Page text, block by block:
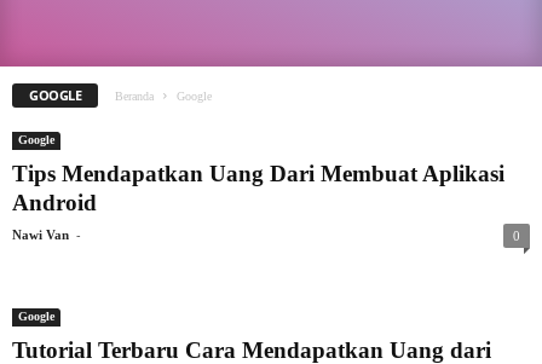
GOOGLE Beranda Google
Google
Tips Mendapatkan Uang Dari Membuat Aplikasi
Android
Nawi Van - 0
Google
Tutorial Terbaru Cara Mendapatkan Uang dari